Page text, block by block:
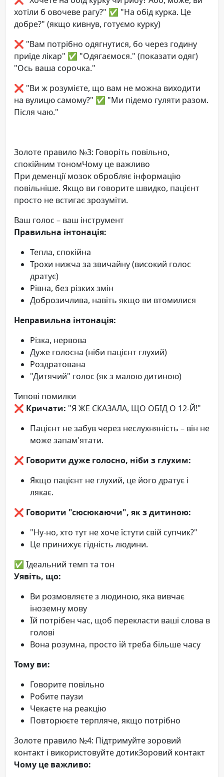
хотіли б овочеве рагу?" ✅ "На обід курка. Це
добре?" (якщо кивнув, готуємо курку)
❌ "Вам потрібно одягнутися, бо через годину
приїде лікар" ✅ "Одягаємося." (показати одяг)
"Ось ваша сорочка."
❌ "Ви ж розумієте, що вам не можна виходити
на вулицю самому?" ✅ "Ми підемо гуляти разом.
Після чаю."
Золоте правило №3: Говоріть повільно,
спокійним тономЧому це важливо
При деменції мозок обробляє інформацію
повільніше. Якщо ви говорите швидко, пацієнт
просто не встигає зрозуміти.
Ваш голос – ваш інструмент
Правильна інтонація:
Тепла, спокійна
Трохи нижча за звичайну (високий голос
дратує)
Рівна, без різких змін
Доброзичлива, навіть якщо ви втомилися
Неправильна інтонація:
Різка, нервова
Дуже голосна (ніби пацієнт глухий)
Роздратована
"Дитячий" голос (як з малою дитиною)
Типові помилки
❌ Кричати: "Я ЖЕ СКАЗАЛА, ЩО ОБІД О 12-Й!"
Пацієнт не забув через неслухняність – він не
може запам'ятати.
❌ Говорити дуже голосно, ніби з глухим:
Якщо пацієнт не глухий, це його дратує і
лякає.
❌ Говорити "сюсюкаючи", як з дитиною:
"Ну-но, хто тут не хоче їстути свій супчик?"
Це принижує гідність людини.
✅ Ідеальний темп та тон
Уявіть, що:
Ви розмовляєте з людиною, яка вивчає
іноземну мову
Їй потрібен час, щоб перекласти ваші слова в
голові
Вона розумна, просто їй треба більше часу
Тому ви:
Говорите повільно
Робите паузи
Чекаєте на реакцію
Повторюєте терпляче, якщо потрібно
Золоте правило №4: Підтримуйте зоровий
контакт і використовуйте дотикЗоровий контакт
Чому це важливо: